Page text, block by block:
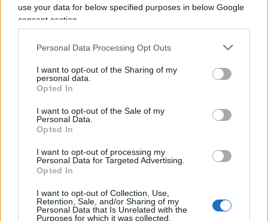
use your data for below specified purposes in below Google
consent section.
Personal Data Processing Opt Outs
I want to opt-out of the Sharing of my
personal data.
Opted In
I want to opt-out of the Sale of my
Personal Data.
Opted In
I want to opt-out of processing my
Personal Data for Targeted Advertising.
Opted In
I want to opt-out of Collection, Use,
Retention, Sale, and/or Sharing of my
Personal Data that Is Unrelated with the
Purposes for which it was collected.
In sostanza, Gratteri ha rifiutato qualsiasi
confronto. Una scelta singolare per chi, di fatto, è
il volto principale della campagna referendaria
richiamato alla necessità di “essere corretti e leali
sempre”, nonostante fosse lui stesso ad evitare le
domande più spinose.